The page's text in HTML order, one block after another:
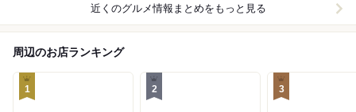
近くのグルメ情報まとめをもっと見る
周辺のお店ランキング
1 2 3